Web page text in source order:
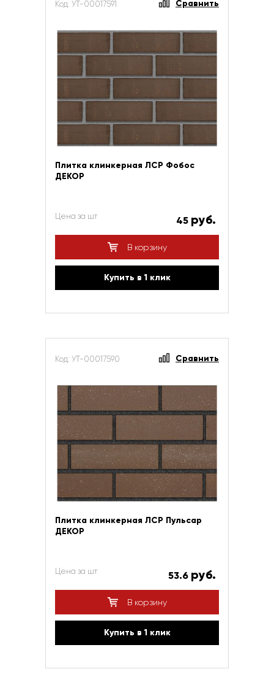
Код: УТ-00017591 Сравнить
Плитка клинкерная ЛСР Фобос
ДЕКОР
Цена за шт 45 руб.
В корзину
Купить в 1 клик
Код: УТ-00017590 Сравнить
Плитка клинкерная ЛСР Пульсар
ДЕКОР
Цена за шт 53.6 руб.
В корзину
Купить в 1 клик